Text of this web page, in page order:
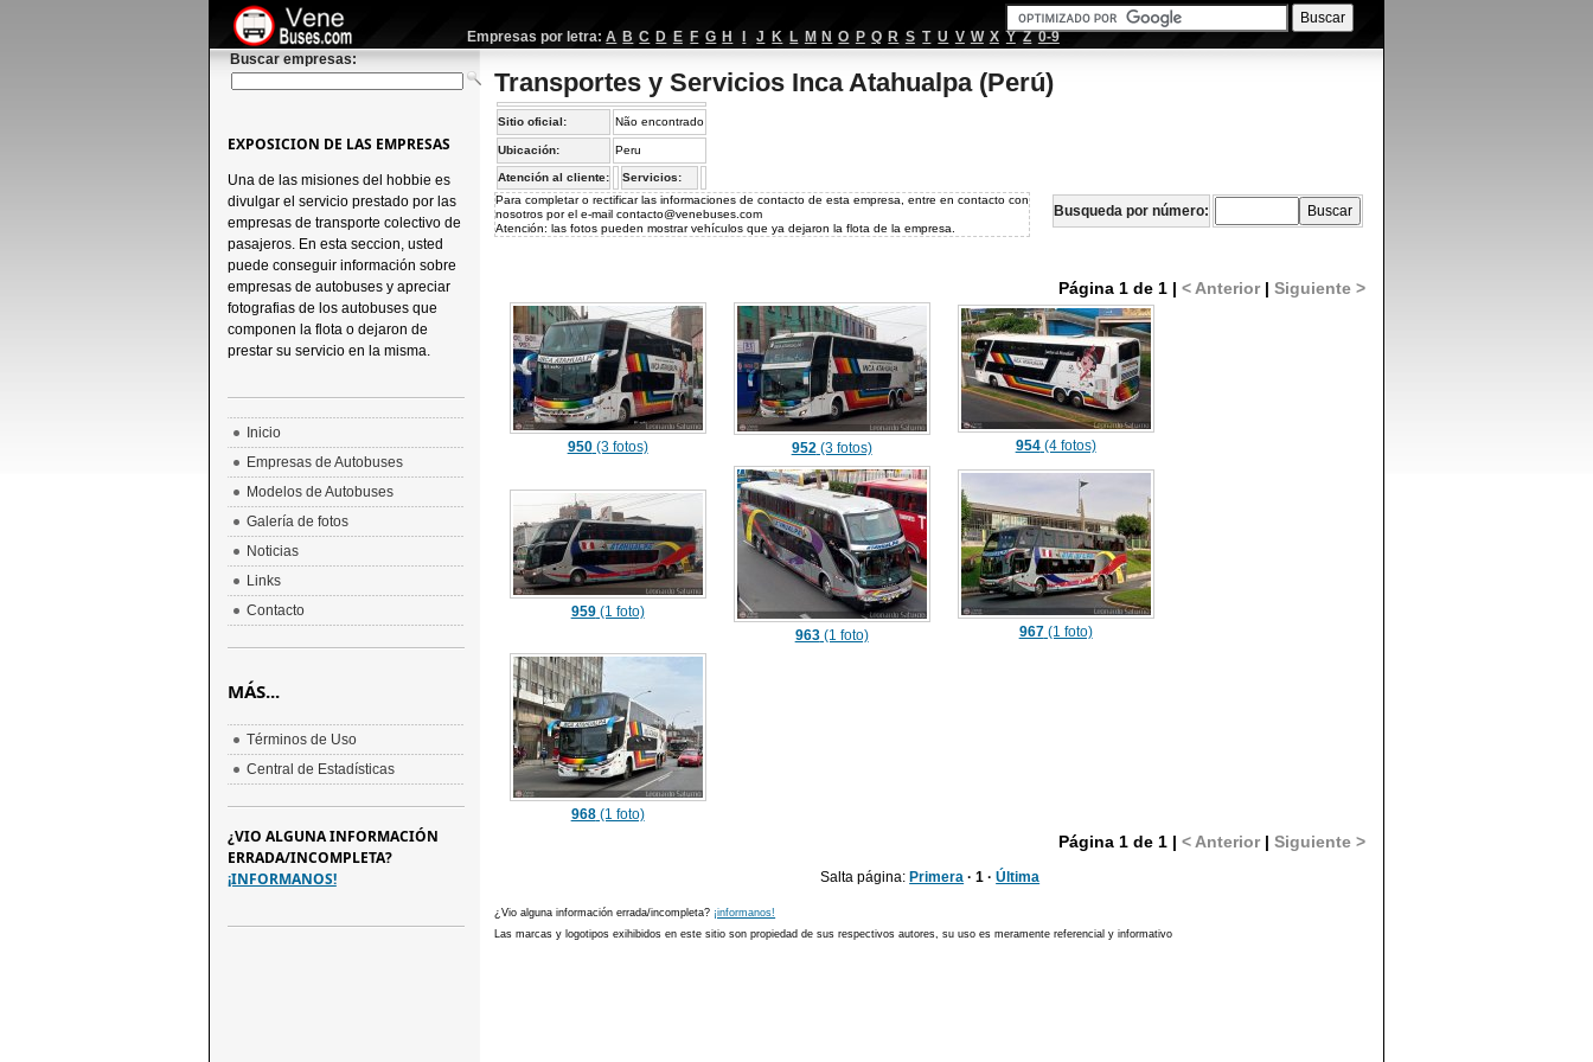
Empresas por letra: A B C D E F G H J K L M N O P Q R S T U V W X Y Z 0-9
Buscar empresas:
Transportes y Servicios Inca Atahualpa (Perú)
Sitio oficial: Não encontrado
Ubicación: Peru
Atención al cliente:
Servicios:
Para completar o rectificar las informaciones de contacto de esta empresa, entre en contacto con
nosotros por el e-mailcontacto@venebuses.com
Atención: las fotos pueden mostrar vehículos que ya dejaron la flota de la empresa.
Busqueda por número:
Página 1 de 1 |< Anterior|Siguiente >
950(3 fotos) 952(3 fotos) 954(4 fotos)
959(1 foto)
963(1 foto) 967(1 foto)
968(1 foto)
Página 1 de 1 |< Anterior|Siguiente >
Salta página: Primera · 1 ·Última
¿Vio alguna información errada/incompleta? ¡informanos!
Las marcas y logotipos exihibidos en este sitio son propiedad de sus respectivos autores, su uso es meramente referencial y informativo
EXPOSICION DE LAS EMPRESAS
Una de las misiones del hobbie es
divulgar el servicio prestado por las
empresas de transporte colectivo de
pasajeros. En esta seccion, usted
puede conseguir información sobre
empresas de autobuses y apreciar
fotografias de los autobuses que
componen la flota o dejaron de
prestar su servicio en la misma.
Inicio
Empresas de Autobuses
Modelos de Autobuses
Galería de fotos
Noticias
Links
Contacto
MÁS...
Términos de Uso
Central de Estadísticas
¿VIO ALGUNA INFORMACIÓN
ERRADA/INCOMPLETA?
¡INFORMANOS!